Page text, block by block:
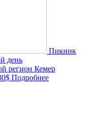
Пикник
день
регион Кемер
Подробнее